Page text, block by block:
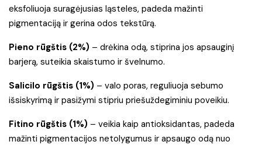
eksfoliuoja suragėjusias ląsteles, padeda mažinti
pigmentaciją ir gerina odos tekstūrą.
Pieno rūgštis (2%) – drėkina odą, stiprina jos apsauginį
barjerą, suteikia skaistumo ir švelnumo.
Salicilo rūgštis (1%) – valo poras, reguliuoja sebumo
išsiskyrimą ir pasižymi stipriu priešuždegiminiu poveikiu.
Fitino rūgštis (1%) – veikia kaip antioksidantas, padeda
mažinti pigmentacijos netolygumus ir apsaugo odą nuo